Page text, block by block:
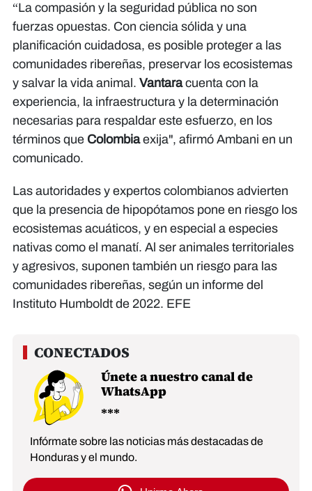
“La compasión y la seguridad pública no son
fuerzas opuestas. Con ciencia sólida y una
planificación cuidadosa, es posible proteger a las
comunidades ribereñas, preservar los ecosistemas
y salvar la vida animal. Vantaracuenta con la
experiencia, la infraestructura y la determinación
necesarias para respaldar este esfuerzo, en los
términos que Colombiaexija", afirmó Ambani en un
comunicado.
Las autoridades y expertos colombianos advierten
que la presencia de hipopótamos pone en riesgo los
ecosistemas acuáticos, y en especial a especies
nativas como el manatí. Al ser animales territoriales
y agresivos, suponen también un riesgo para las
comunidades ribereñas, según un informe del
Instituto Humboldt de 2022. EFE
Únete a nuestro canal de
WhatsApp
Infórmate sobre las noticias más destacadas de
Honduras y el mundo.